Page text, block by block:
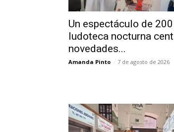
Un espectáculo de
ludoteca nocturna
novedades...
Amanda Pinto - 7 de agosto de 2026